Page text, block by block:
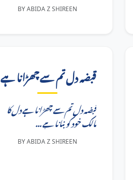
BY ABIDA Z SHIREEN
قبضہ دل تم سے چھڑانا ہے
قبضہ دل تم سے چھڑانا ہے دل کا
مالک خود کو بنانا ہے ...
BY ABIDA Z SHIREEN